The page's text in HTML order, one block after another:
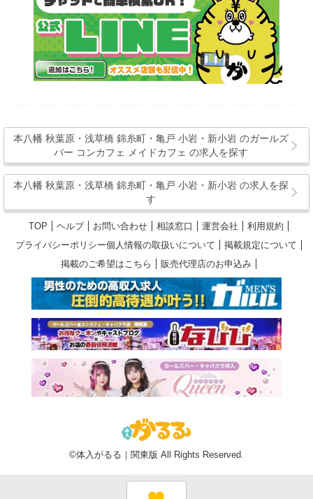
本八幡 秋葉原・浅草橋 錦糸町・亀戸 小岩・新小岩 のガールズ
バー コンカフェ メイドカフェ の求人を探す
本八幡 秋葉原・浅草橋 錦糸町・亀戸 小岩・新小岩 の求人を探
す
TOP ヘルプ お問い合わせ 相談窓口 運営会社
利用規約
プライバシーポリシー個人情報の取扱いについて
掲載規定について
掲載のご希望はこちら
販売代理店のお申込み
©体入がるる｜関東版 All Rights Reserved.